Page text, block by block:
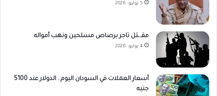
5 يوليو، 2026
مقـ.ـتل تاجر برصاص مسلحين ونهب أمواله
4 يوليو، 2026
أسعار العملات في السودان اليوم.. الدولار عند 5100
جنيه